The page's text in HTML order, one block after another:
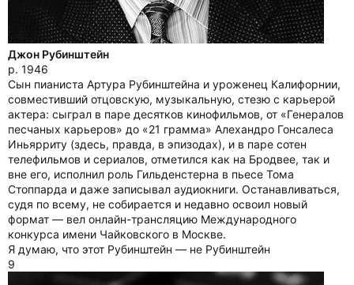
Джон Рубинштейн
р. 1946
Сын пианиста Артура Рубинштейна и уроженец Калифорнии,
совместивший отцовскую, музыкальную, стезю с карьерой
актера: сыграл в паре десятков кинофильмов, от «Генералов
песчаных карьеров» до «21 грамма» Алехандро Гонсалеса
Иньярриту (здесь, правда, в эпизодах), и в паре сотен
телефильмов и сериалов, отметился как на Бродвее, так и
вне его, исполнил роль Гильденстерна в пьесе Тома
Стоппарда и даже записывал аудиокниги. Останавливаться,
судя по всему, не собирается и недавно освоил новый
формат — вел онлайн-трансляцию Международного
конкурса имени Чайковского в Москве.
Я думаю, что этот Рубинштейн — не Рубинштейн
9